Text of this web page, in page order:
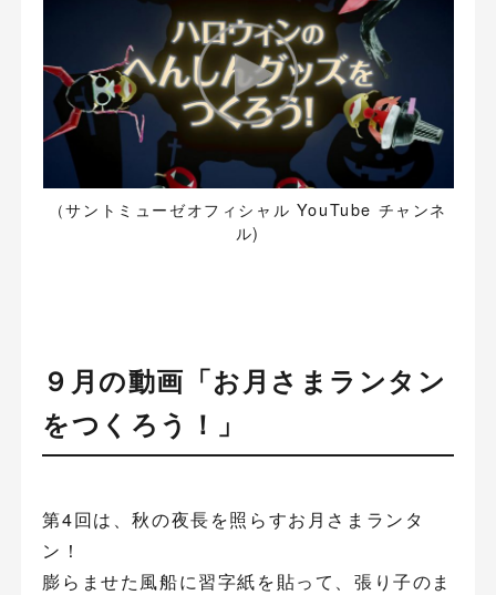
（サントミューゼオフィシャル YouTube チャンネ
ル)
９月の動画「お月さまランタン
をつくろう！」
第4回は、秋の夜長を照らすお月さまランタ
ン！
膨らませた風船に習字紙を貼って、張り子のま